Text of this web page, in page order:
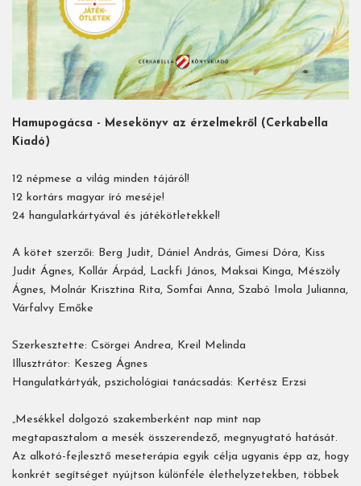
Hamupogácsa - Mesekönyv az érzelmekről (Cerkabella
Kiadó)
12 népmese a világ minden tájáról!
12 kortárs magyar író meséje!
24 hangulatkártyával és játékötletekkel!
A kötet szerzői: Berg Judit, Dániel András, Gimesi Dóra, Kiss
Judit Ágnes, Kollár Árpád, Lackfi János, Maksai Kinga, Mészöly
Ágnes, Molnár Krisztina Rita, Somfai Anna, Szabó Imola Julianna,
Várfalvy Emőke
Szerkesztette: Csörgei Andrea, Kreil Melinda
Illusztrátor: Keszeg Ágnes
Hangulatkártyák, pszichológiai tanácsadás: Kertész Erzsi
„Mesékkel dolgozó szakemberként nap mint nap
megtapasztalom a mesék összerendező, megnyugtató hatását.
Az alkotó-fejlesztő meseterápia egyik célja ugyanis épp az, hogy
konkrét segítséget nyújtson különféle élethelyzetekben, többek